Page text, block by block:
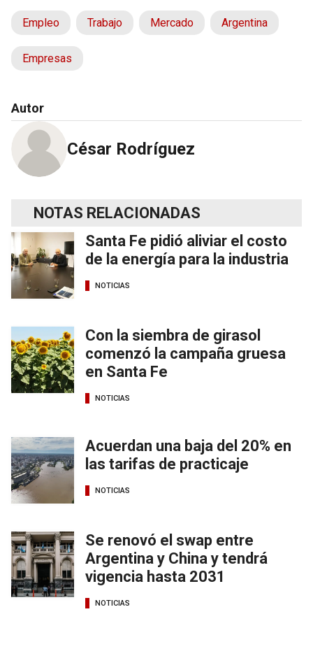
Empleo Trabajo Mercado Argentina
Empresas
Autor
César Rodríguez
NOTAS RELACIONADAS
Santa Fe pidió aliviar el costo
de la energía para la industria
NOTICIAS
Con la siembra de girasol
comenzó la campaña gruesa
en Santa Fe
NOTICIAS
Acuerdan una baja del 20% en
las tarifas de practicaje
NOTICIAS
Se renovó el swap entre
Argentina y China y tendrá
vigencia hasta 2031
NOTICIAS